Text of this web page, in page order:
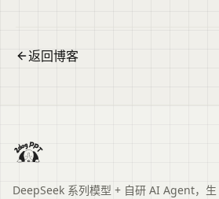
返回博客
DeepSeek 系列模型 + 自研 AI Agent，生